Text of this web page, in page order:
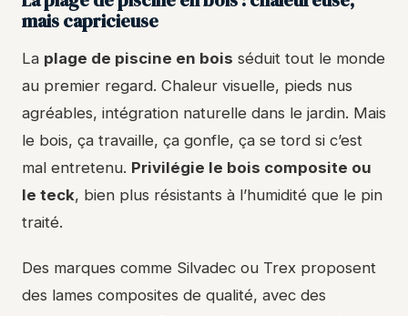
mais capricieuse
La plage de piscine en bois séduit tout le monde
au premier regard. Chaleur visuelle, pieds nus
agréables, intégration naturelle dans le jardin. Mais
le bois, ça travaille, ça gonfle, ça se tord si c’est
mal entretenu. Privilégie le bois composite ou
le teck, bien plus résistants à l’humidité que le pin
traité.
Des marques comme Silvadec ou Trex proposent
des lames composites de qualité, avec des